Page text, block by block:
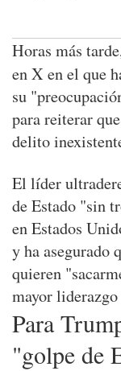
Horas más
en X en el que
su
para reiterar
delito
El líder
de Estado "sin
en Estados
y ha asegurado
quieren
mayor
Para
"golpe de